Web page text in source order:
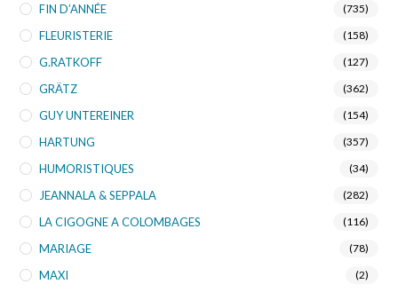
FIN D’ANNÉE (735)
FLEURISTERIE (158)
G.RATKOFF (127)
GRÄTZ (362)
GUY UNTEREINER (154)
HARTUNG (357)
HUMORISTIQUES (34)
JEANNALA & SEPPALA (282)
LA CIGOGNE A COLOMBAGES (116)
MARIAGE (78)
MAXI (2)